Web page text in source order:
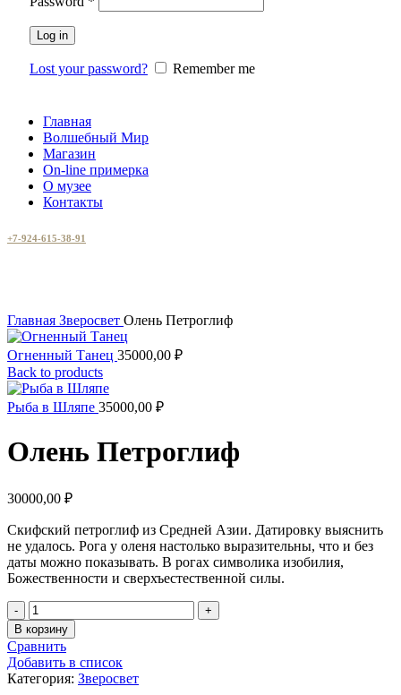
Log in
Lost your password? Remember me
Главная
Волшебный Мир
Магазин
On-line примерка
О музее
Контакты
+7-924-615-38-91
Главная Зверосвет Олень Петроглиф
Огненный Танец 35000,00 ₽
Back to products
Рыба в Шляпе 35000,00 ₽
Олень Петроглиф
30000,00 ₽
Скифский петроглиф из Средней Азии. Датировку выяснить
не удалось. Рога у оленя настолько выразительны, что и без
даты можно показывать. В рогах символика изобилия,
Божественности и сверхъестественной силы.
Количество
товара
Олень
Петроглиф
В корзину
Сравнить
Добавить в список
Категория: Зверосвет